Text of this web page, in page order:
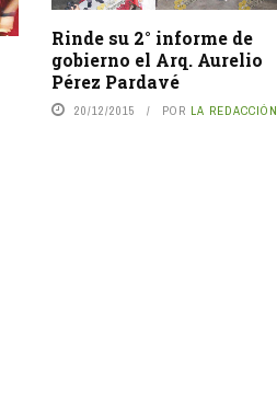
Rinde su 2° informe de
gobierno el Arq. Aurelio
Pérez Pardavé
20/12/2015 POR LA REDACCIÓN